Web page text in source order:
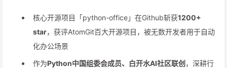
核心开源项目「python-office」在Github斩获1200+
star，获评AtomGit百大开源项目，被无数开发者用于自动
化办公场景
作为Python中国组委会成员、白开水AI社区联创 ，深耕行